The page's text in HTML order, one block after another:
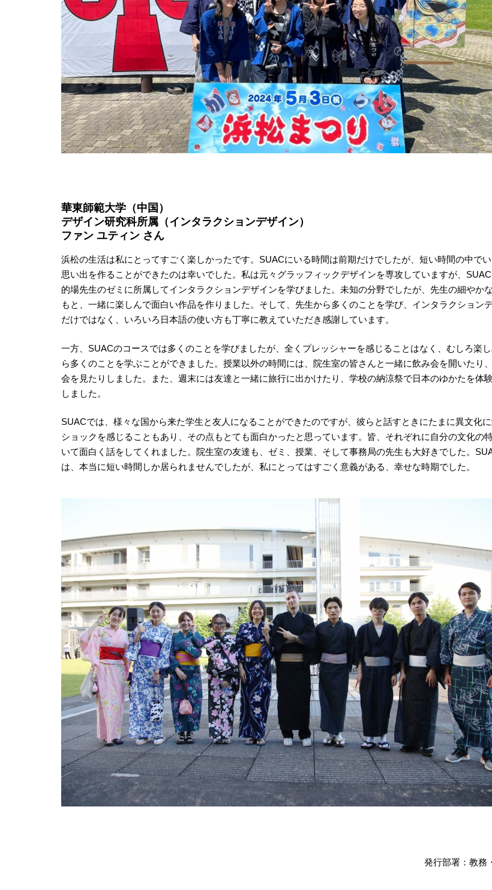
華東師範大学（中国）
デザイン研究科所属（インタラクションデザイン）
ファン ユティン さん
浜松の生活は私にとってすごく楽しかったです。SUACにいる時間は前期だけでしたが、短い時間の中で
思い出を作ることができたのは幸いでした。私は元々グラッフィックデザインを専攻していますが、
的場先生のゼミに所属してインタラクションデザインを学びました。未知の分野でしたが、先生の細やか
もと、一緒に楽しんで面白い作品を作りました。そして、先生から多くのことを学び、インタラクション
だけではなく、いろいろ日本語の使い方も丁寧に教えていただき感謝しています。
一方、SUACのコースでは多くのことを学びましたが、全くプレッシャーを感じることはなく、むしろ楽
ら多くのことを学ぶことができました。授業以外の時間には、院生室の皆さんと一緒に飲み会を開いたり
会を見たりしました。また、週末には友達と一緒に旅行に出かけたり、学校の納涼祭で日本のゆかたを体
しました。
SUACでは、様々な国から来た学生と友人になることができたのですが、彼らと話すときにたまに異文化
ショックを感じることもあり、その点もとても面白かったと思っています。皆、それぞれに自分の文化の
いて面白く話をしてくれました。院生室の友達も、ゼミ、授業、そして事務局の先生も大好きでした。
は、本当に短い時間しか居られませんでしたが、私にとってはすごく意義がある、幸せな時期でした。
発行部署：教務